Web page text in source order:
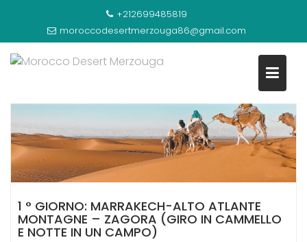
content
+212699485819
moroccodesertmerzouga86@gmail.com
TOUR 2 GIORNI DA MARRAKECH AL DESERTO DI
ZAGORA
1 ° GIORNO: MARRAKECH-ALTO ATLANTE
MONTAGNE – ZAGORA (GIRO IN CAMMELLO
E NOTTE IN UN CAMPO)